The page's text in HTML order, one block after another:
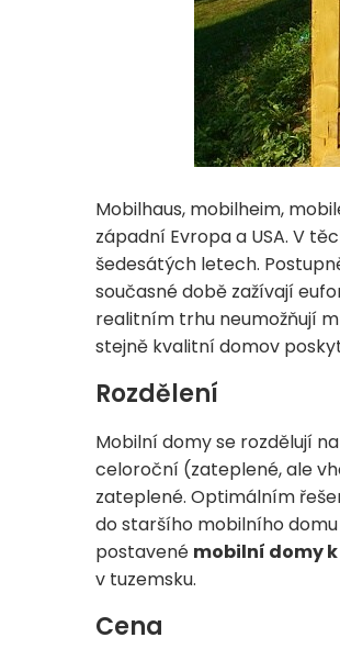
Mobilhaus, mobilheim,
západní Evropa a USA. V
šedesátých letech.
současné době zažívají
realitním trhu neumožňují
stejně kvalitní domov
Rozdělení
Mobilní domy se rozdělují
celoroční (zateplené, ale
zateplené. Optimálním
do staršího mobilního
postavené mobilní domy
v tuzemsku.
Cena